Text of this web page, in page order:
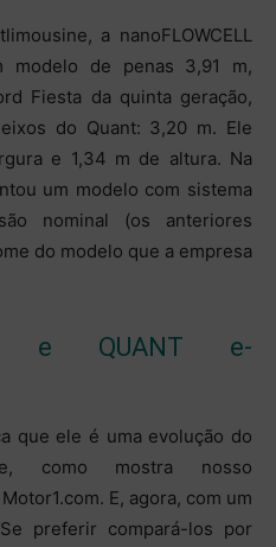
a nanoFLOWCELL
modelo de penas 3,91 m,
Fiesta da quinta geração,
do Quant: 3,20 m. Ele
e 1,34 m de altura. Na
um modelo com sistema
nominal (os anteriores
do modelo que a empresa
e QUANT e-
que ele é uma evolução do
como mostra nosso
E, agora, com um
preferir compará-los por